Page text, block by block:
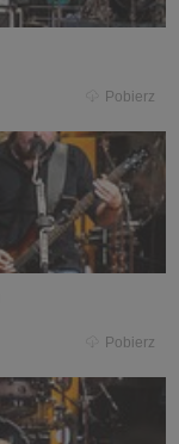
Pobierz
Pobierz